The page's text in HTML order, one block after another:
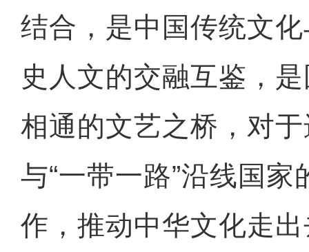
结合，是中国传统文
史人文的交融互鉴，
相通的文艺之桥，对
与“一带一路”沿线国
作，推动中华文化走